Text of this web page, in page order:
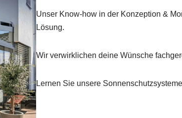
Unser Know-how in der Konzeption &
Lösung.
Wir verwirklichen deine Wünsche
Lernen Sie unsere